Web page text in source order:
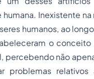
Inexistente
humanos, ao
o
percebendo não
problemas